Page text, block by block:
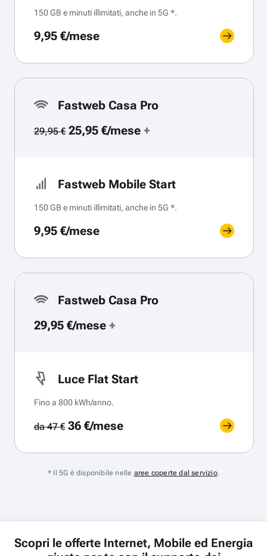
150 GB e minuti illimitati, anche in 5G *.
9,95 €/mese
Fastweb Casa Pro
29,95 €25,95 €/mese+
Fastweb Mobile Start
150 GB e minuti illimitati, anche in 5G *.
9,95 €/mese
Fastweb Casa Pro
29,95 €/mese +
Luce Flat Start
Fino a 800 kWh/anno.
da 47 €36 €/mese
* Il 5G è disponibile nelle aree coperte dal servizio.
Scopri le offerte Internet, Mobile ed Energia